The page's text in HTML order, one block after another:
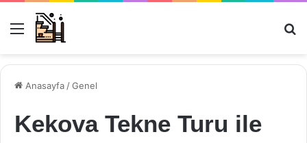
Menü
Anasayfa /Genel
Kekova Tekne Turu ile